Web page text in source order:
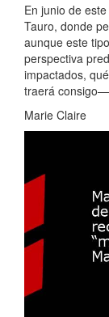
En junio de
Tauro, donde
aunque este
perspectiva
impactados,
traerá
Marie Claire